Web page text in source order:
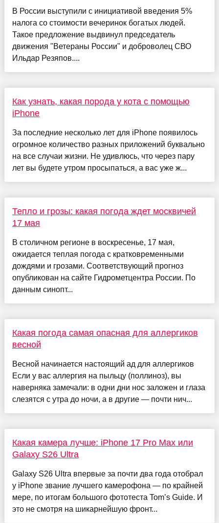
В России выступили с инициативой введения 5%
налога со стоимости вечеринок богатых людей.
Такое предложение выдвинул председатель
движения "Ветераны России" и доброволец СВО
Ильдар Резяпов....
Как узнать, какая порода у кота с помощью
iPhone
За последние несколько лет для iPhone появилось
огромное количество разных приложений буквально
на все случаи жизни. Не удивлюсь, что через пару
лет вы будете утром просыпаться, а вас уже ж...
Тепло и грозы: какая погода ждет москвичей
17 мая
В столичном регионе в воскресенье, 17 мая,
ожидается теплая погода с кратковременными
дождями и грозами. Соответствующий прогноз
опубликован на сайте Гидрометцентра России. По
данным синопт...
Какая погода самая опасная для аллергиков
весной
Весной начинается настоящий ад для аллергиков
Если у вас аллергия на пыльцу (поллиноз), вы
наверняка замечали: в одни дни нос заложен и глаза
слезятся с утра до ночи, а в другие — почти нич...
Какая камера лучше: iPhone 17 Pro Max или
Galaxy S26 Ultra
Galaxy S26 Ultra впервые за почти два года отобрал
у iPhone звание лучшего камерофона — по крайней
мере, по итогам большого фототеста Tom’s Guide. И
это не смотря на шикарнейшую фронт...